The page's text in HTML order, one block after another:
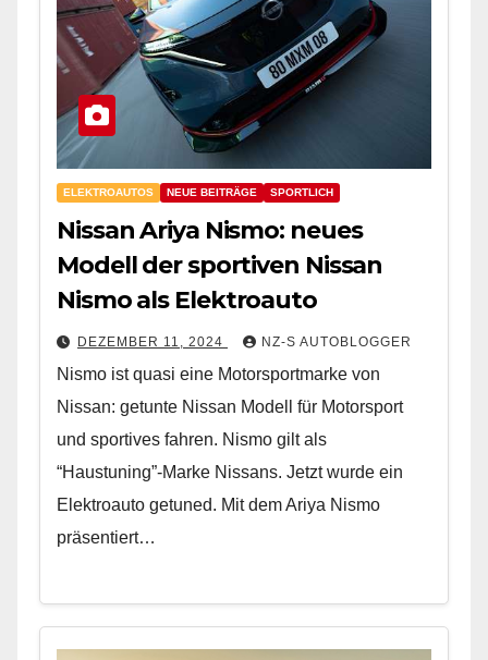
ELEKTROAUTOS NEUE BEITRÄGE SPORTLICH
Nissan Ariya Nismo: neues
Modell der sportiven Nissan
Nismo als Elektroauto
DEZEMBER 11, 2024 NZ-S AUTOBLOGGER
Nismo ist quasi eine Motorsportmarke von
Nissan: getunte Nissan Modell für Motorsport
und sportives fahren. Nismo gilt als
“Haustuning”-Marke Nissans. Jetzt wurde ein
Elektroauto getuned. Mit dem Ariya Nismo
präsentiert…